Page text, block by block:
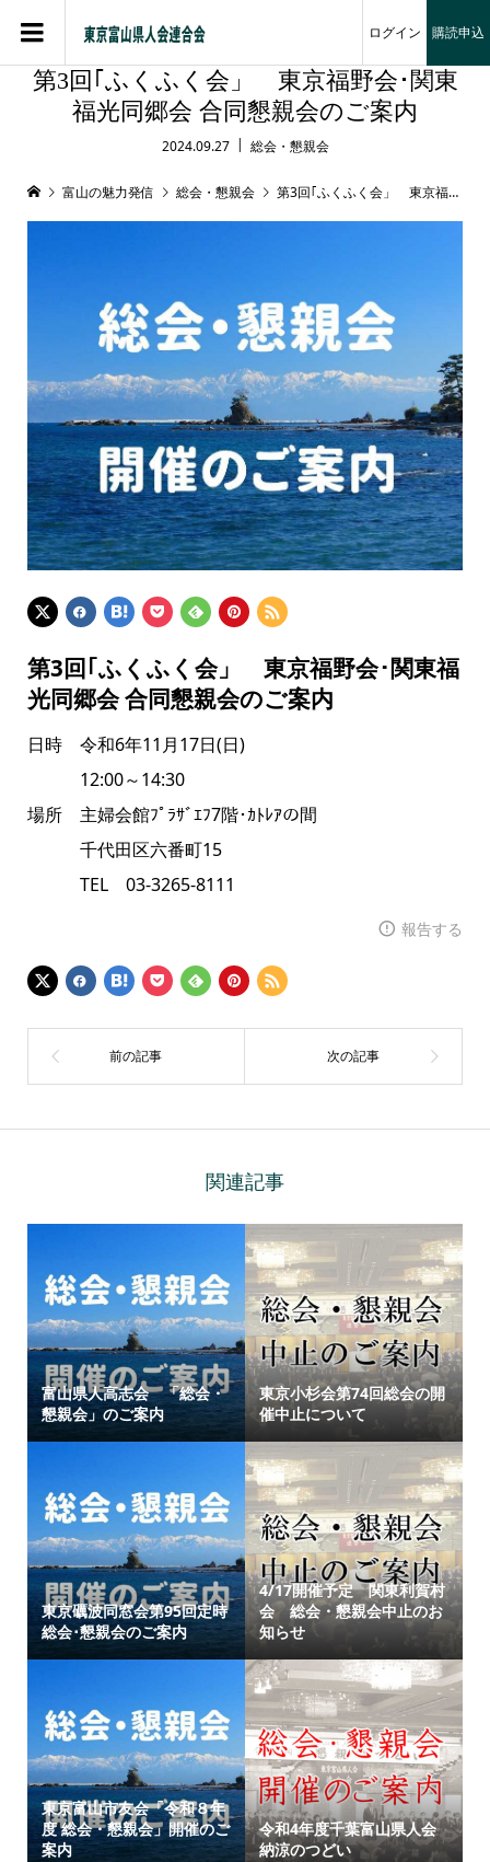
ログイン 購読申込
第3回｢ふくふく会」 東京福野会･関東
福光同郷会 合同懇親会のご案内
2024.09.27 総会・懇親会
富山の魅力発信 総会・懇親会 第3回｢ふくふく会」 東京福野会･関東福光同郷会 合同懇親会のご案内
第3回｢ふくふく会」 東京福野会･関東福
光同郷会 合同懇親会のご案内
日時 令和6年11月17日(日)
12:00～14:30
場所 主婦会館ﾌﾟﾗｻﾞｴﾌ7階･ｶﾄﾚｱの間
千代田区六番町15
TEL 03-3265-8111
報告する
関連記事
富山県人高志会 「総会・
懇親会」のご案内
東京小杉会第74回総会の開
催中止について
東京礪波同窓会第95回定時
総会･懇親会のご案内
4/17開催予定 関東利賀村
会 総会・懇親会中止のお
知らせ
東京富山市友会「令和８年
度 総会・懇親会」開催のご
案内
令和4年度千葉富山県人会
納涼のつどい